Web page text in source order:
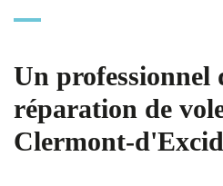
Un professionnel
réparation de
Clermont-